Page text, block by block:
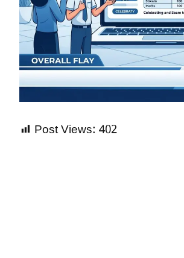
Post Views: 402